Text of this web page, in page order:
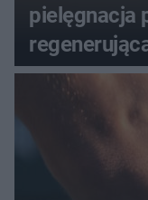
pielęgnacja